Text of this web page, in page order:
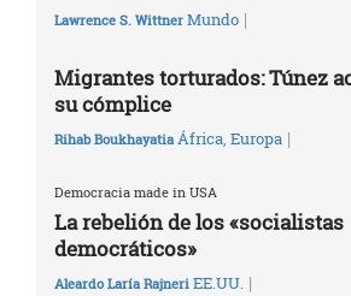
Lawrence S. Wittner Mundo |
Migrantes torturados: Túnez
su cómplice
Rihab Boukhayatia África, Europa |
Democracia made in USA
La rebelión de los «socialistas
democráticos»
Aleardo Laría Rajneri EE.UU. |